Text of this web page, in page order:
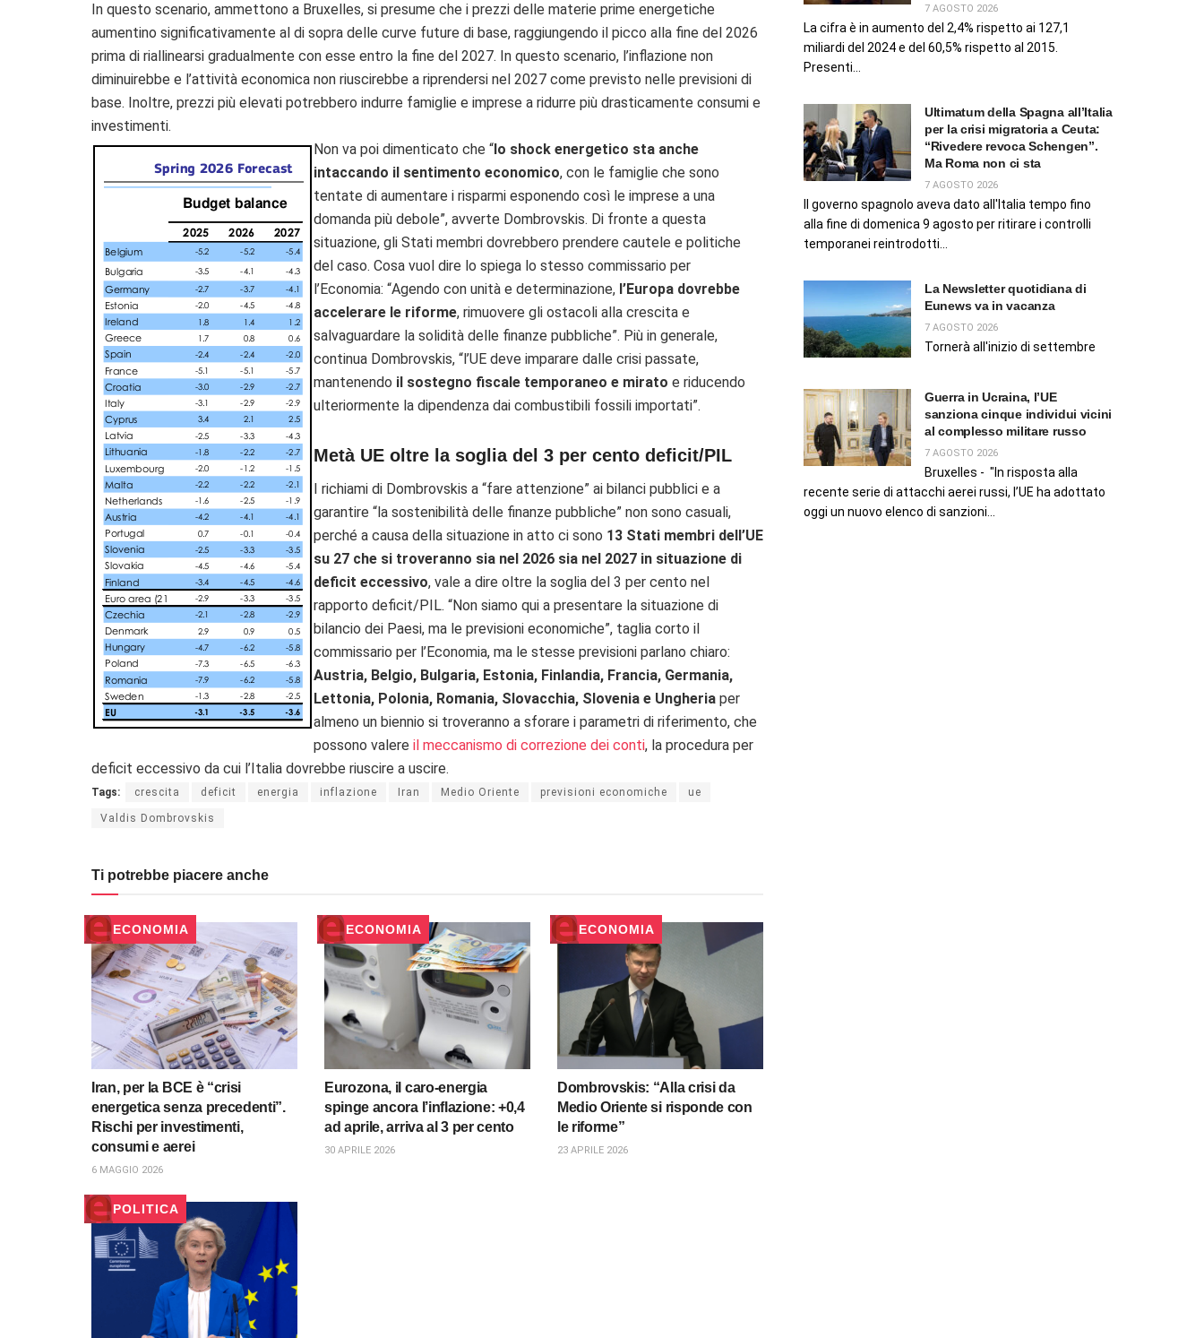
In questo scenario, ammettono a Bruxelles, si presume che i prezzi delle materie prime energetiche
aumentino significativamente al di sopra delle curve future di base, raggiungendo il picco alla fine del 2026
prima di riallinearsi gradualmente con esse entro la fine del 2027. In questo scenario, l’inflazione non
diminuirebbe e l’attività economica non riuscirebbe a riprendersi nel 2027 come previsto nelle previsioni di
base. Inoltre, prezzi più elevati potrebbero indurre famiglie e imprese a ridurre più drasticamente consumi e
investimenti.
Non va poi dimenticato che “ lo shock energetico sta anche
intaccando il sentimento economico, con le famiglie che sono
tentate di aumentare i risparmi esponendo così le imprese a una
domanda più debole”, avverte Dombrovskis. Di fronte a questa
situazione, gli Stati membri dovrebbero prendere cautele e politiche
del caso. Cosa vuol dire lo spiega lo stesso commissario per
l’Economia: “Agendo con unità e determinazione, l’Europa dovrebbe
accelerare le riforme, rimuovere gli ostacoli alla crescita e
salvaguardare la solidità delle finanze pubbliche”. Più in generale,
continua Dombrovskis, “l’UE deve imparare dalle crisi passate,
mantenendo il sostegno fiscale temporaneo e mirato e riducendo
ulteriormente la dipendenza dai combustibili fossili importati”.
Metà UE oltre la soglia del 3 per cento deficit/PIL
I richiami di Dombrovskis a “fare attenzione” ai bilanci pubblici e a
garantire “la sostenibilità delle finanze pubbliche” non sono casuali,
perché a causa della situazione in atto ci sono 13 Stati membri dell’UE
su 27 che si troveranno sia nel 2026 sia nel 2027 in situazione di
deficit eccessivo, vale a dire oltre la soglia del 3 per cento nel
rapporto deficit/PIL. “Non siamo qui a presentare la situazione di
bilancio dei Paesi, ma le previsioni economiche”, taglia corto il
commissario per l’Economia, ma le stesse previsioni parlano chiaro:
Austria, Belgio, Bulgaria, Estonia, Finlandia, Francia, Germania,
Lettonia, Polonia, Romania, Slovacchia, Slovenia e Ungheria per
almeno un biennio si troveranno a sforare i parametri di riferimento, che
possono valere il meccanismo di correzione dei conti, la procedura per
deficit eccessivo da cui l’Italia dovrebbe riuscire a uscire.
Tags: crescita deficit energia inflazione Iran Medio Oriente previsioni economiche ue
Valdis Dombrovskis
Ti potrebbe piacere anche
ECONOMIA
Iran, per la BCE è “crisi
energetica senza precedenti”.
Rischi per investimenti,
consumi e aerei
6 MAGGIO 2026
ECONOMIA
Eurozona, il caro-energia
spinge ancora l’inflazione: +0,4
ad aprile, arriva al 3 per cento
30 APRILE 2026
ECONOMIA
Dombrovskis: “Alla crisi da
Medio Oriente si risponde con
le riforme”
23 APRILE 2026
POLITICA
7 AGOSTO 2026
La cifra è in aumento del 2,4% rispetto ai 127,1
miliardi del 2024 e del 60,5% rispetto al 2015.
Presenti...
Ultimatum della Spagna all’Italia
per la crisi migratoria a Ceuta:
“Rivedere revoca Schengen”.
Ma Roma non ci sta
7 AGOSTO 2026
Il governo spagnolo aveva dato all'Italia tempo fino
alla fine di domenica 9 agosto per ritirare i controlli
temporanei reintrodotti...
La Newsletter quotidiana di
Eunews va in vacanza
7 AGOSTO 2026
Tornerà all'inizio di settembre
Guerra in Ucraina, l’UE
sanziona cinque individui vicini
al complesso militare russo
7 AGOSTO 2026
Bruxelles - "In risposta alla
recente serie di attacchi aerei russi, l’UE ha adottato
oggi un nuovo elenco di sanzioni...